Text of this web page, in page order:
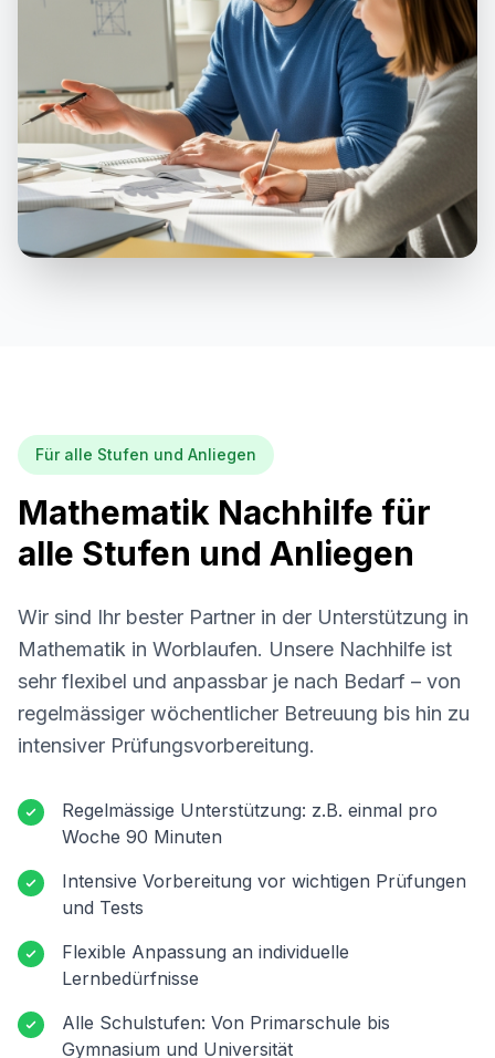
Für alle Stufen und Anliegen
Mathematik Nachhilfe für
alle Stufen und Anliegen
Wir sind Ihr bester Partner in der Unterstützung in
Mathematik in Worblaufen. Unsere Nachhilfe ist
sehr flexibel und anpassbar je nach Bedarf – von
regelmässiger wöchentlicher Betreuung bis hin zu
intensiver Prüfungsvorbereitung.
Regelmässige Unterstützung: z.B. einmal pro
Woche 90 Minuten
Intensive Vorbereitung vor wichtigen Prüfungen
und Tests
Flexible Anpassung an individuelle
Lernbedürfnisse
Alle Schulstufen: Von Primarschule bis
Gymnasium und Universität